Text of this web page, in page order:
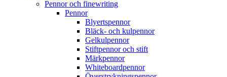
Pennor och finewriting
Pennor
Blyertspennor
Bläck- och kulpennor
Gelkulpennor
Stiftpennor och stift
Märkpennor
Whiteboardpennor